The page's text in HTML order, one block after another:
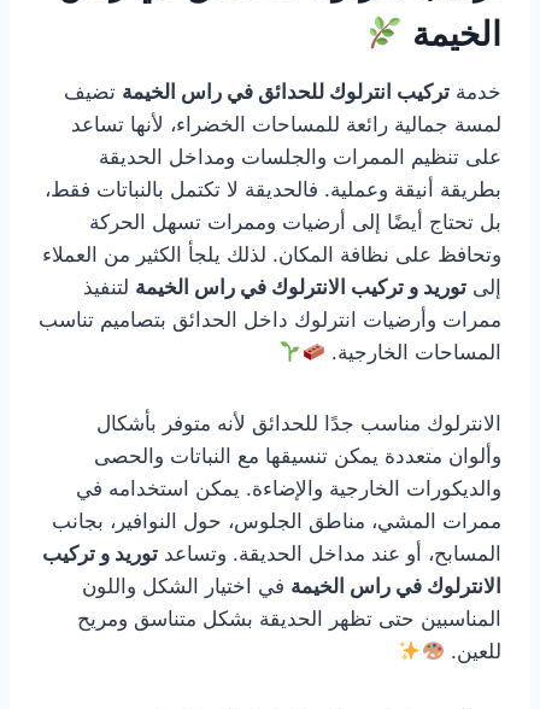
الخيمة
خدمة تركيب انترلوك للحدائق في راس الخيمة تضيف
لمسة جمالية رائعة للمساحات الخضراء، لأنها تساعد
على تنظيم الممرات والجلسات ومداخل الحديقة
بطريقة أنيقة وعملية. فالحديقة لا تكتمل بالنباتات فقط،
بل تحتاج أيضًا إلى أرضيات وممرات تسهل الحركة
وتحافظ على نظافة المكان. لذلك يلجأ الكثير من العملاء
إلى توريد و تركيب الانترلوك في راس الخيمة لتنفيذ
ممرات وأرضيات انترلوك داخل الحدائق بتصاميم تناسب
المساحات الخارجية.
الانترلوك مناسب جدًا للحدائق لأنه متوفر بأشكال
وألوان متعددة يمكن تنسيقها مع النباتات والحصى
والديكورات الخارجية والإضاءة. يمكن استخدامه في
ممرات المشي، مناطق الجلوس، حول النوافير، بجانب
المسابح، أو عند مداخل الحديقة. وتساعد توريد و تركيب
الانترلوك في راس الخيمة في اختيار الشكل واللون
المناسبين حتى تظهر الحديقة بشكل متناسق ومريح
للعين.